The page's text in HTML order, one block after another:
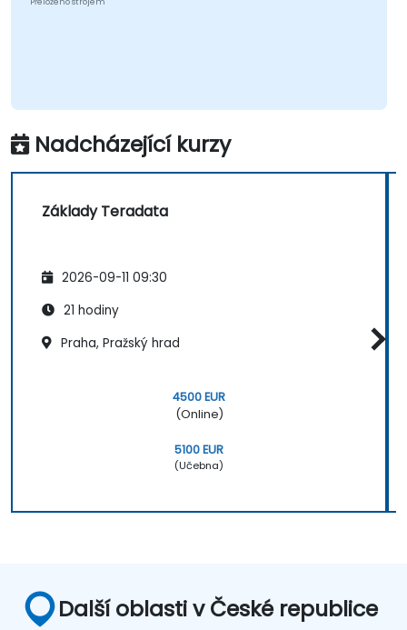
Přeloženo strojem
Nadcházející kurzy
Základy Teradata
2026-09-11 09:30
21 hodiny
Praha, Pražský hrad
4500 EUR
(Online)
5100 EUR
(Učebna)
Další oblasti v České republice